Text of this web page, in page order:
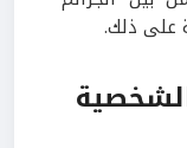
على ذلك.